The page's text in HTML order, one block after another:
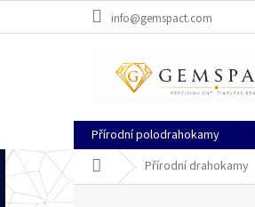
info@gemspact.com
Přírodní polodrahokamy
Domů Přírodní drahokamy